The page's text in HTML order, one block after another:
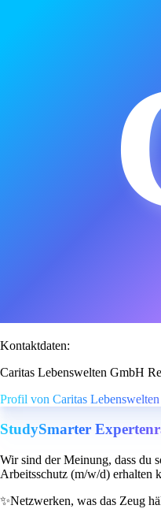
Kontaktdaten:
Caritas Lebenswelten GmbH
Profil von Caritas
StudySmarter
Wir sind der Meinung, dass du
Arbeitsschutz (m/w/d) erhalten
✨Netzwerken, was das Zeug